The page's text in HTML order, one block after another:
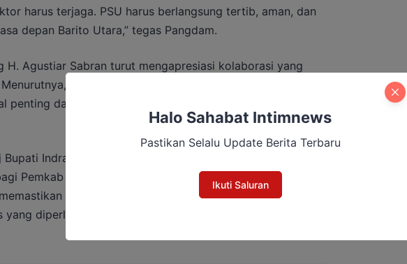
harus terjaga. PSU harus berlangsung tertib, aman, dan
depan Barito Utara,” tegas Pangdam.
H. Agustiar Sabran turut mengapresiasi kolaborasi yang
kedewasaan aparat serta koordinasi yang solid
penting dalam menjaga netralitas dan kualitas demokrasi
Indra Gunawan menilai kunjungan Pangdam menjadi
Pemkab Barito Utara dalam memperkuat koordinasi
pemerintah daerah siap mendukung langkah-
diperlukan.
Halo Sahabat Intimnews
Pastikan Selalu Update Berita Terbaru
Ikuti Saluran